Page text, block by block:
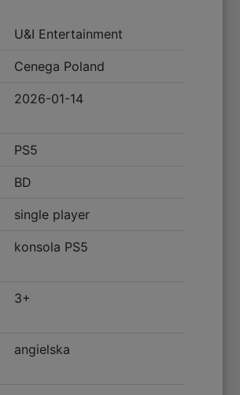
U&I Entertainment
Cenega Poland
2026-01-14
PS5
BD
single player
konsola PS5
3+
angielska